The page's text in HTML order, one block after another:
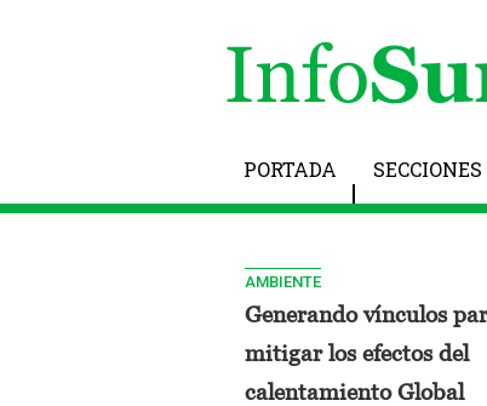
PORTADA SECCIONES
AMBIENTE
Generando vínculos
mitigar los efectos del
calentamiento Global